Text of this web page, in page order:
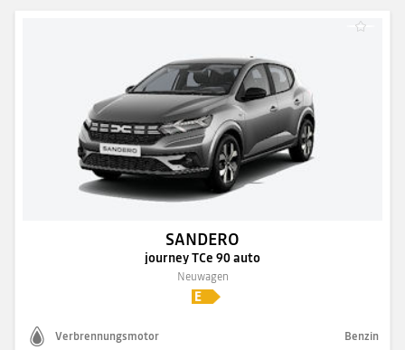
SANDERO
journey TCe 90 auto
Neuwagen
Verbrennungsmotor Benzin